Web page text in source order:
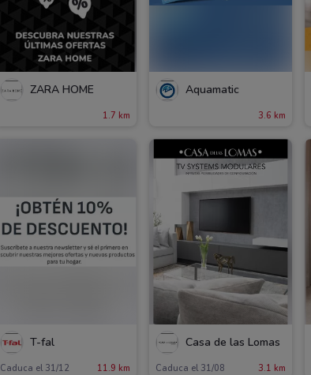
ZARA HOME
1.7 km
Aquamatic
3.6 km
T-fal
Caduca el 31/12 11.9 km
Casa de las Lomas
Caduca el 31/08 3.1 km